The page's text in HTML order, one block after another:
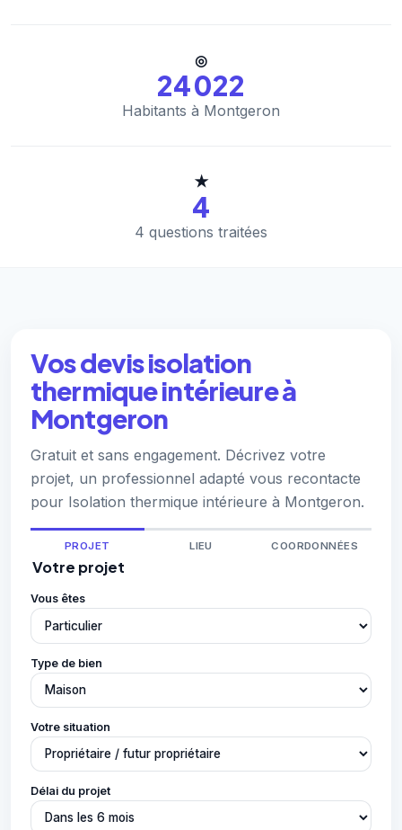
◎
24 022
Habitants à Montgeron
★
4
4 questions traitées
Vos devis isolation
thermique intérieure à
Montgeron
Gratuit et sans engagement. Décrivez votre
projet, un professionnel adapté vous recontacte
pour Isolation thermique intérieure à Montgeron.
PROJET LIEU COORDONNÉES
Votre projet
Vous êtes
Type de bien
Votre situation
Délai du projet